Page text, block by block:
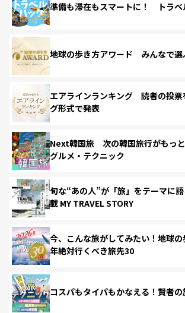
準備も滞在もスマートに！ トラベ
地球の歩き方アワード みんなで選
エアラインランキング 読者の投票
グ形式で発表
Next韓国旅 次の韓国旅行がもっと
グルメ・テクニック
旬な“あの人”が「旅」をテーマに
載 MY TRAVEL STORY
今、こんな旅がしてみたい！地球
年絶対行くべき旅先30
コスパもタイパもかなえる！賢者